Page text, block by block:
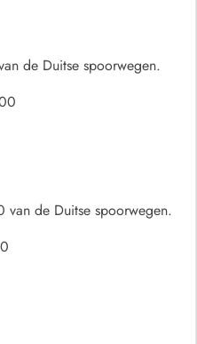
de Duitse spoorwegen.
de Duitse spoorwegen.